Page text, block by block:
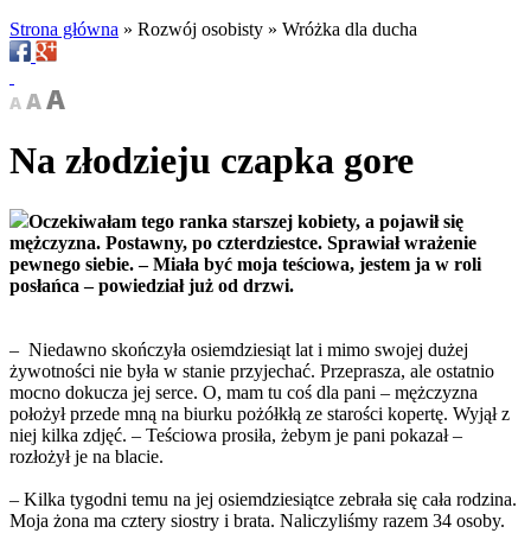
Strona główna » Rozwój osobisty » Wróżka dla ducha
Na złodzieju czapka gore
Oczekiwałam tego ranka starszej kobiety, a pojawił się
mężczyzna. Postawny, po czterdziestce. Sprawiał wrażenie
pewnego siebie. – Miała być moja teściowa, jestem ja w roli
posłańca – powiedział już od drzwi.
– Niedawno skończyła osiemdziesiąt lat i mimo swojej dużej
żywotności nie była w stanie przyjechać. Przeprasza, ale ostatnio
mocno dokucza jej serce. O, mam tu coś dla pani – mężczyzna
położył przede mną na biurku pożółkłą ze starości kopertę. Wyjął z
niej kilka zdjęć. – Teściowa prosiła, żebym je pani pokazał –
rozłożył je na blacie.
– Kilka tygodni temu na jej osiemdziesiątce zebrała się cała rodzina.
Moja żona ma cztery siostry i brata. Naliczyliśmy razem 34 osoby.